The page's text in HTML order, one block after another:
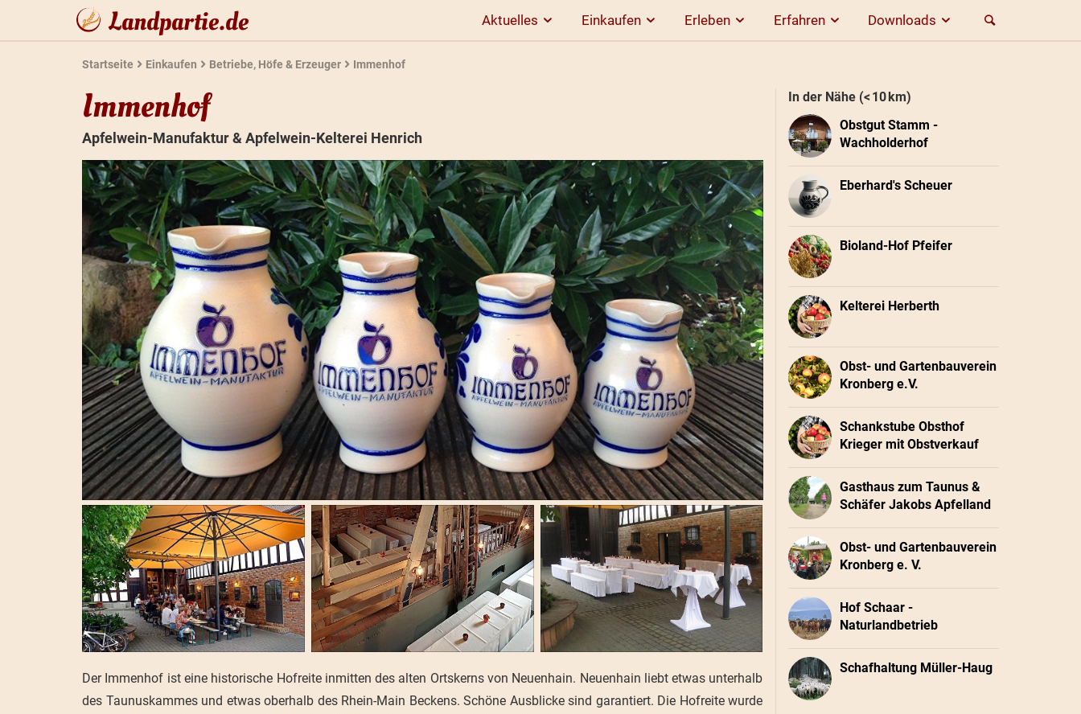
Landpartie.de Aktuelles Einkaufen Erleben Erfahren Downloads
Startseite Einkaufen Betriebe, Höfe & Erzeuger Immenhof
Immenhof
Apfelwein-Manufaktur & Apfelwein-Kelterei Henrich
Der Immenhof ist eine historische Hofreite inmitten des alten Ortskerns von Neuenhain. Neuenhain liebt etwas unterhalb
des Taunuskammes und etwas oberhalb des Rhein-Main Beckens. Schöne Ausblicke sind garantiert. Die Hofreite wurde
In der Nähe (< 10 km)
Obstgut Stamm -
Wachholderhof
Eberhard's Scheuer
Bioland-Hof Pfeifer
Kelterei Herberth
Obst- und Gartenbauverein
Kronberg e.V.
Schankstube Obsthof
Krieger mit Obstverkauf
Gasthaus zum Taunus &
Schäfer Jakobs Apfelland
Obst- und Gartenbauverein
Kronberg e. V.
Hof Schaar -
Naturlandbetrieb
Schafhaltung Müller-Haug